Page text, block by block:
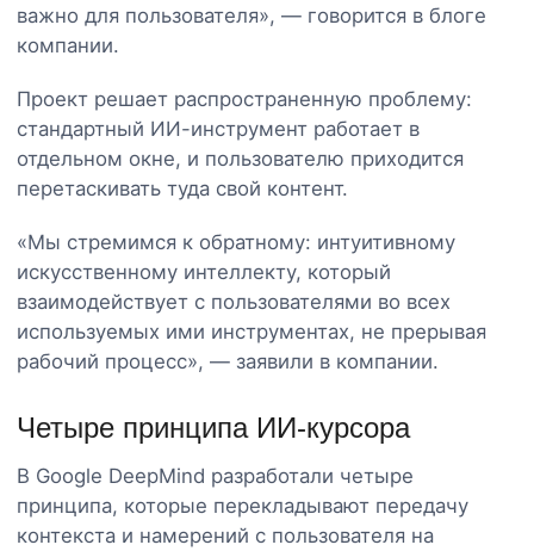
важно для пользователя», — говорится в блоге
компании.
Проект решает распространенную проблему:
стандартный ИИ-инструмент работает в
отдельном окне, и пользователю приходится
перетаскивать туда свой контент.
«Мы стремимся к обратному: интуитивному
искусственному интеллекту, который
взаимодействует с пользователями во всех
используемых ими инструментах, не прерывая
рабочий процесс», — заявили в компании.
Четыре принципа ИИ-курсора
В Google DeepMind разработали четыре
принципа, которые перекладывают передачу
контекста и намерений с пользователя на